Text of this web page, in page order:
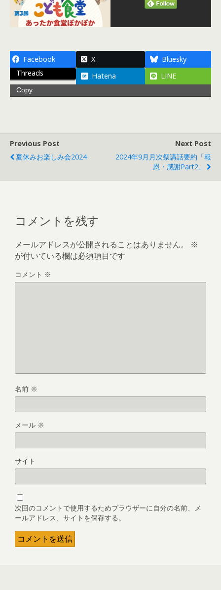
Facebook X
Bluesky
Threads
Hatena LINE
Copy
Previous Post
夏休みお楽しみ会2024
Next Post
2024年9月月次祭講話要約「報
恩・感謝part2」
コメントを残す
メールアドレスが公開されることはありません。
※
が付いている欄は必須項目です
コメント ※
名前 ※
メール ※
サイト
次回のコメントで使用するためブラウザーに自分の名前、メ
ールアドレス、サイトを保存する。